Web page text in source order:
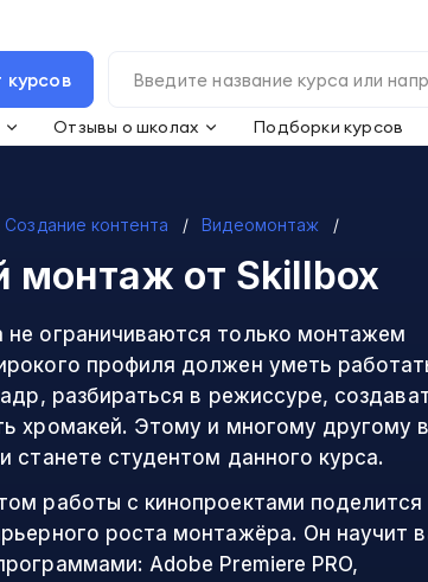
курсов
Отзывы о школах Подборки курсов
Создание контента Видеомонтаж
монтаж от Skillbox
ограничиваются только монтажем
профиля должен уметь
разбираться в режиссуре,
хромакей. Этому и многому другому
станете студентом данного курса.
работы с кинопроектами поделится
роста монтажёра. Он научит
Adobe Premiere PRO,